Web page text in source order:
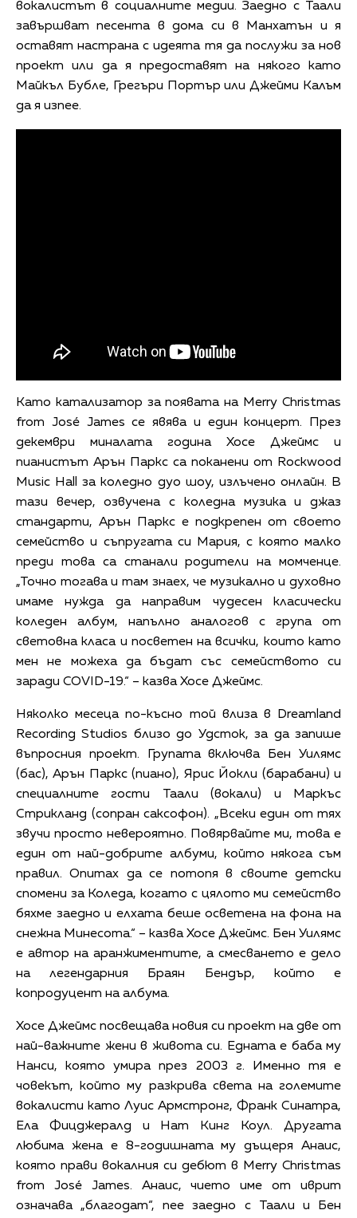
вокалистът в социалните медии. Заедно с Таали
завършват песента в дома си в Манхатън и я
оставят настрана с идеята тя да послужи за нов
проект или да я предоставят на някого като
Майкъл Бубле, Грегъри Портър или Джейми Калъм
да я изпее.
Като катализатор за появата на Merry Christmas
from José James се явява и един концерт. През
декември миналата година Хосе Джеймс и
пианистът Арън Паркс са поканени от Rockwood
Music Hall за коледно дуо шоу, излъчено онлайн. В
тази вечер, озвучена с коледна музика и джаз
стандарти, Арън Паркс е подкрепен от своето
семейство и съпругата си Мария, с която малко
преди това са станали родители на момченце.
„Точно тогава и там знаех, че музикално и духовно
имаме нужда да направим чудесен класически
коледен албум, напълно аналогов с група от
световна класа и посветен на всички, които като
мен не можеха да бъдат със семейството си
заради COVID-19.“ – казва Хосе Джеймс.
Няколко месеца по-късно той влиза в Dreamland
Recording Studios близо до Удсток, за да запише
въпросния проект. Групата включва Бен Уилямс
(бас), Арън Паркс (пиано), Ярис Йокли (барабани) и
специалните гости Таали (вокали) и Маркъс
Стрикланд (сопран саксофон). „Всеки един от тях
звучи просто невероятно. Повярвайте ми, това е
един от най-добрите албуми, който някога съм
правил. Опитах да се потопя в своите детски
спомени за Коледа, когато с цялото ми семейство
бяхме заедно и елхата беше осветена на фона на
снежна Минесота.“ – казва Хосе Джеймс. Бен Уилямс
е автор на аранжиментите, а смесването е дело
на легендарния Браян Бендър, който е
копродуцент на албума.
Хосе Джеймс посвещава новия си проект на две от
най-важните жени в живота си. Едната е баба му
Нанси, която умира през 2003 г. Именно тя е
човекът, който му разкрива света на големите
вокалисти като Луис Армстронг, Франк Синатра,
Ела Фицджералд и Нат Кинг Коул. Другата
любима жена е 8-годишната му дъщеря Анаис,
която прави вокалния си дебют в Merry Christmas
from José James. Анаис, чието име от иврит
означава „благодат“, пее заедно с Таали и Бен